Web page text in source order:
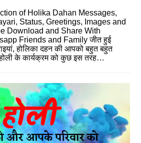
of Holika Dahan Messages,
Status, Greetings, Images and
Download and Share With
Friends and Family जीत हुई
होलिका दहन की आपको बहुत बहुत
के कार्यक्रम को कुछ इस तरह…